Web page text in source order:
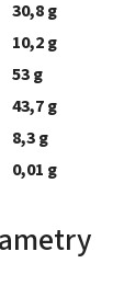
30,8 g
10,2 g
53 g
43,7 g
8,3 g
0,01 g